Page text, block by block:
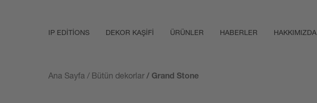
IP EDITIONS DEKOR KAŞIFI ÜRÜNLER HABERLER HAKKIMIZDA
Ana Sayfa / Bütün dekorlar / Grand Stone